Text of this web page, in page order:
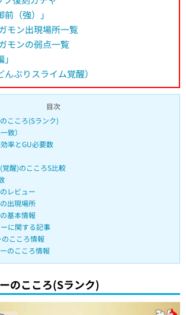
（強）」
モン出現場所一覧
モンの弱点一覧
ぶりスライム覚醒）
目次
こころ(Sランク)
致）
率とGU必要数
醒)のこころS比較
レビュー
出現場所
基本情報
に関する記事
こころ情報
のこころ情報
のこころ(Sランク)